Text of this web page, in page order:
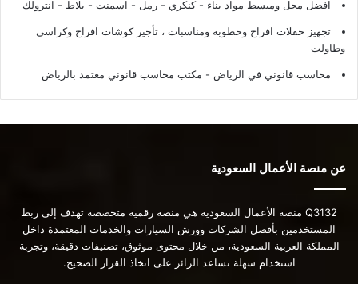
افضل محل ومبسط مواد بناء - كنكري - رمل - اسمنت - بلاط - انترولك
تجهيز حفلات افراح وخطوبة ومناسبات ، تأجير كوشات افراح وكراسي
وطاولت
محاسب قانوني في الرياض - مكتب محاسب قانوني معتمد بالرياض
عن منصة الأعمال السعودية
Q3132 منصة الأعمال السعودية هي منصة رقمية متخصصة تهدف إلى ربط
المستخدمين بأفضل الشركات وورش السيارات والخدمات المعتمدة داخل
المملكة العربية السعودية، من خلال محتوى موثوق، تصنيفات دقيقة، وتجربة
استخدام سهلة تساعد الزائر على اتخاذ القرار الصحيح.